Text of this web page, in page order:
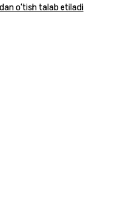
o‘tish talab etiladi